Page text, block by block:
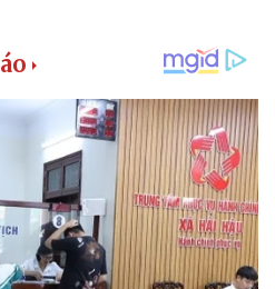
Xe máy
Tư vấn